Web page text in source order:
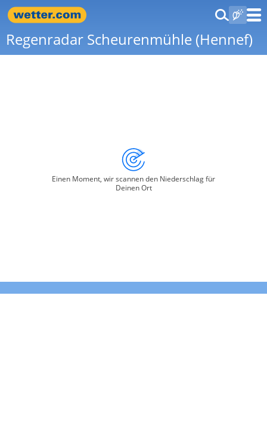
Regenradar Scheurenmühle (Hennef)
Einen Moment, wir scannen den Niederschlag für
Deinen Ort